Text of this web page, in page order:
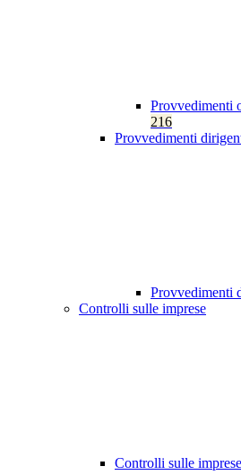
Provvedimenti
216
Provvedimenti
Provvedimenti
Controlli sulle imprese
Controlli sulle imprese